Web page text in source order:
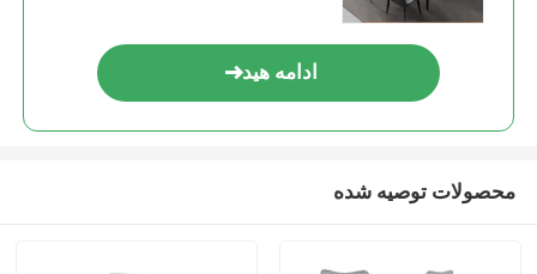
ادامه هید
محصولات توصیه شده